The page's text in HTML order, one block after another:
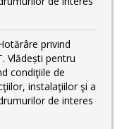
privind
Vlădești pentru
condiţiile de
instalaţiilor şi a
de interes